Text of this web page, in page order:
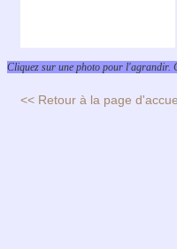
Cliquez sur une photo pour l'agrandir.
<< Retour à la page